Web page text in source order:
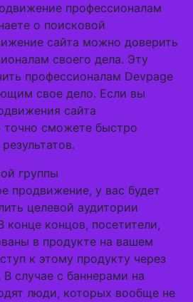
профессионалам
о поисковой
сайта можно доверить
своего дела. Эту
профессионалам Devpage
свое дело. Если вы
сайта
точно сможете быстро
группы
продвижение, у вас будет
целевой аудитории
конце концов, посетители,
в продукте на вашем
к этому продукту через
случае с баннерами на
люди, которых вообще не